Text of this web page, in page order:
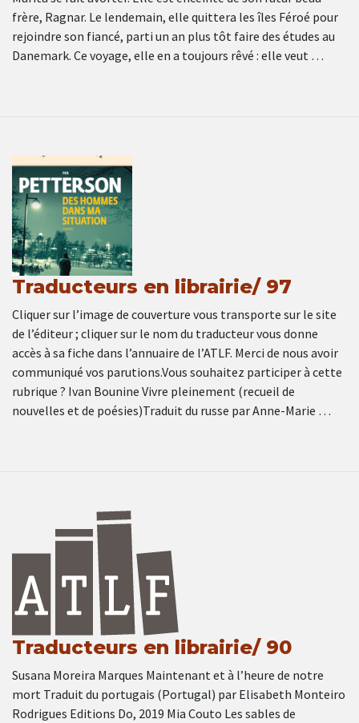
frère, Ragnar. Le lendemain, elle quittera les îles Féroé pour
rejoindre son fiancé, parti un an plus tôt faire des études au
Danemark. Ce voyage, elle en a toujours rêvé : elle veut …
Traducteurs en librairie/ 97
Cliquer sur l’image de couverture vous transporte sur le site
de l’éditeur ; cliquer sur le nom du traducteur vous donne
accès à sa fiche dans l’annuaire de l’ATLF. Merci de nous avoir
communiqué vos parutions.Vous souhaitez participer à cette
rubrique ? Ivan Bounine Vivre pleinement (recueil de
nouvelles et de poésies)Traduit du russe par Anne-Marie …
Traducteurs en librairie/ 90
Susana Moreira Marques Maintenant et à l’heure de notre
mort Traduit du portugais (Portugal) par Elisabeth Monteiro
Rodrigues Editions Do, 2019 Mia Couto Les sables de